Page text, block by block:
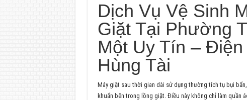
Giặt
Tại
Phường
Thủ
Dầu
Một
Dịch Vụ Vệ Sinh
Giặt Tại Phường
Một Uy Tín – Điện
Hùng Tài
Máy giặt sau thời gian dài sử dụng thường tích tụ bụi
khuẩn bên trong lồng giặt. Điều này không chỉ làm quần